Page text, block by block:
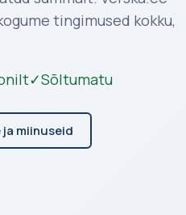
tingimused kokku,
✓Sõltumatu
ja miinuseid